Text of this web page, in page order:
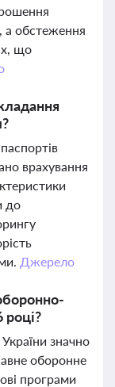
а обстеження
що
врахування
до
Джерело
значно
оборонне
програми